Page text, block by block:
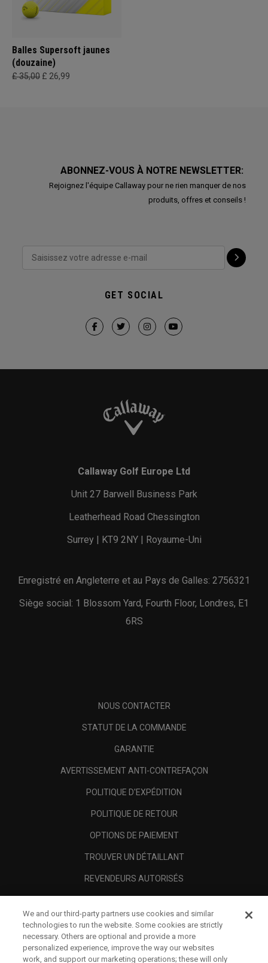
Balles Supersoft jaunes
(douzaine)
£ 35,00 £ 26,99
ABONNEZ-VOUS À NOTRE NEWSLETTER:
Rejoignez l'équipe Callaway pour ne rien manquer de nos
produits, offres et conseils !
GET SOCIAL
Callaway Golf Europe Ltd
Unit 27 Barwell Business Park
Leatherhead Road Chessington
Surrey | KT9 2NY | Royaume-Uni
Enregistré en Angleterre et au Pays de Galles: 2756321
Siège social: 1 Blossom Yard, Fourth Floor, Londres, E1
6RS
NOUS CONTACTER
STATUT DE LA COMMANDE
GARANTIE
AVERTISSEMENT ANTI-CONTREFAÇON
POLITIQUE D'EXPÉDITION
POLITIQUE DE RETOUR
OPTIONS DE PAIEMENT
TROUVER UN DÉTAILLANT
REVENDEURS AUTORISÉS
A PROPOS
MENTIONS LÉGALES
We and our third-party partners use cookies and similar
technologies to run the website. Some cookies are strictly
necessary. Others are optional and provide a more
personalized experience, improve the way our websites
work, and support our marketing operations; these will only